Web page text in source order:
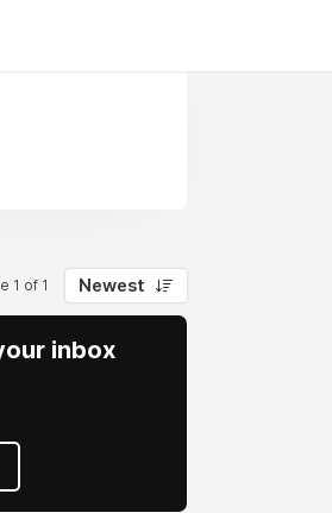
1 of 1 Newest
inbox